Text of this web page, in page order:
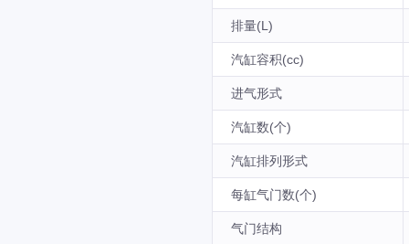
排量(L)
汽缸容积(cc)
进气形式
汽缸数(个)
汽缸排列形式
每缸气门数(个)
气门结构